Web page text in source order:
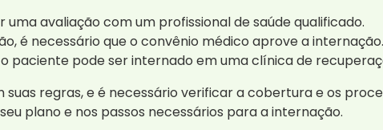
avaliação com um profissional de saúde qualificado.
é necessário que o convênio médico aprove a internação.
paciente pode ser internado em uma clínica de
regras, e é necessário verificar a cobertura e os
plano e nos passos necessários para a internação.